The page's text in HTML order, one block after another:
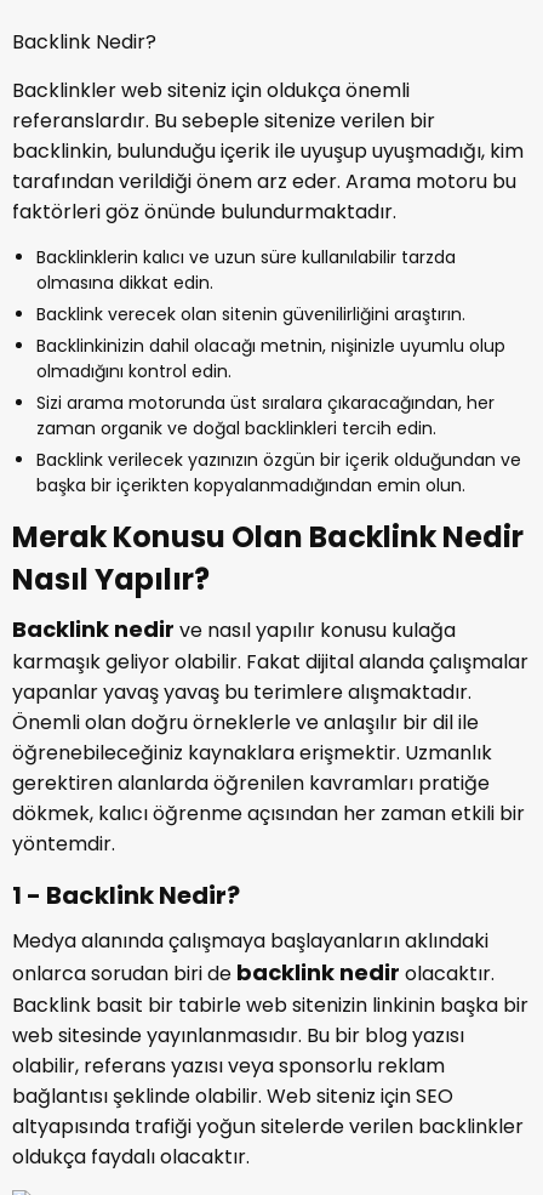
Backlink Nedir?
Backlinkler web siteniz için oldukça önemli
referanslardır. Bu sebeple sitenize verilen bir
backlinkin, bulunduğu içerik ile uyuşup uyuşmadığı, kim
tarafından verildiği önem arz eder. Arama motoru bu
faktörleri göz önünde bulundurmaktadır.
Backlinklerin kalıcı ve uzun süre kullanılabilir tarzda
olmasına dikkat edin.
Backlink verecek olan sitenin güvenilirliğini araştırın.
Backlinkinizin dahil olacağı metnin, nişinizle uyumlu olup
olmadığını kontrol edin.
Sizi arama motorunda üst sıralara çıkaracağından, her
zaman organik ve doğal backlinkleri tercih edin.
Backlink verilecek yazınızın özgün bir içerik olduğundan ve
başka bir içerikten kopyalanmadığından emin olun.
Merak Konusu Olan Backlink Nedir
Nasıl Yapılır?
Backlink nedir ve nasıl yapılır konusu kulağa
karmaşık geliyor olabilir. Fakat dijital alanda çalışmalar
yapanlar yavaş yavaş bu terimlere alışmaktadır.
Önemli olan doğru örneklerle ve anlaşılır bir dil ile
öğrenebileceğiniz kaynaklara erişmektir. Uzmanlık
gerektiren alanlarda öğrenilen kavramları pratiğe
dökmek, kalıcı öğrenme açısından her zaman etkili bir
yöntemdir.
1 - Backlink Nedir?
Medya alanında çalışmaya başlayanların aklındaki
onlarca sorudan biri de backlink nedir olacaktır.
Backlink basit bir tabirle web sitenizin linkinin başka bir
web sitesinde yayınlanmasıdır. Bu bir blog yazısı
olabilir, referans yazısı veya sponsorlu reklam
bağlantısı şeklinde olabilir. Web siteniz için SEO
altyapısında trafiği yoğun sitelerde verilen backlinkler
oldukça faydalı olacaktır.